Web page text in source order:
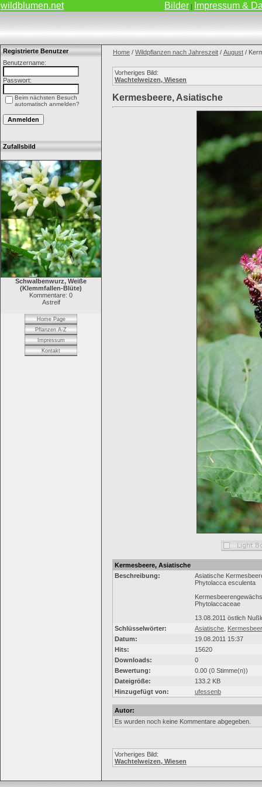
wildblumen.net Bilder | Impressum &
Registrierte Benutzer
Benutzername:
Passwort:
Beim nächsten Besuch
automatisch anmelden?
Zufallsbild
Schwalbenwurz, Weiße
(Klemmfallen-Blüte)
Kommentare: 0
Astreif
Home Page
Pflanzen A-Z
Impressum
Kontakt
Home / Wildpflanzen nach Jahreszeit / August /
Vorheriges Bild:
Wachtelweizen, Wiesen
Kermesbeere, Asiatische
Kermesbeere, Asiatische
Beschreibung:
Asiatische
Phytolacca esculenta
Phytolaccaceae
13.08.2011 östlich
Schlüsselwörter:
Asiatische
Datum:
19.08.2011 15:37
Hits:
15620
Downloads:
0
Bewertung:
0.00 (0 Stimme(n))
Dateigröße:
133.2 KB
Hinzugefügt von:
ufessenb
Autor:
Es wurden noch keine Kommentare abgegeben.
Vorheriges Bild:
Wachtelweizen, Wiesen